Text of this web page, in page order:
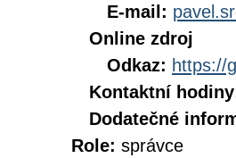
E-mail:
Online zdroj
Odkaz: https://
Kontaktní
Dodatečné
Role: správce